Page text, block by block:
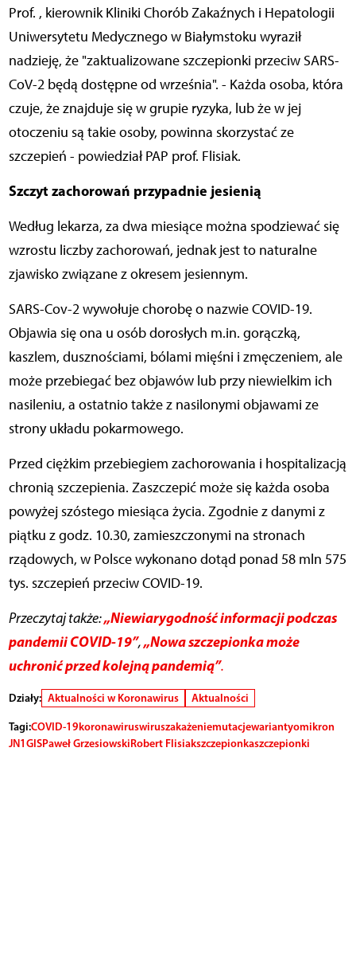
Prof. , kierownik Kliniki Chorób Zakaźnych i Hepatologii
Uniwersytetu Medycznego w Białymstoku wyraził
nadzieję, że "zaktualizowane szczepionki przeciw SARS-
CoV-2 będą dostępne od września". - Każda osoba, która
czuje, że znajduje się w grupie ryzyka, lub że w jej
otoczeniu są takie osoby, powinna skorzystać ze
szczepień - powiedział PAP prof. Flisiak.
Szczyt zachorowań przypadnie jesienią
Według lekarza, za dwa miesiące można spodziewać się
wzrostu liczby zachorowań, jednak jest to naturalne
zjawisko związane z okresem jesiennym.
SARS-Cov-2 wywołuje chorobę o nazwie COVID-19.
Objawia się ona u osób dorosłych m.in. gorączką,
kaszlem, dusznościami, bólami mięśni i zmęczeniem, ale
może przebiegać bez objawów lub przy niewielkim ich
nasileniu, a ostatnio także z nasilonymi objawami ze
strony układu pokarmowego.
Przed ciężkim przebiegiem zachorowania i hospitalizacją
chronią szczepienia. Zaszczepić może się każda osoba
powyżej szóstego miesiąca życia. Zgodnie z danymi z
piątku z godz. 10.30, zamieszczonymi na stronach
rządowych, w Polsce wykonano dotąd ponad 58 mln 575
tys. szczepień przeciw COVID-19.
Przeczytaj także:„Niewiarygodność informacji podczas
pandemii COVID-19”,„Nowa szczepionka może
uchronić przed kolejną pandemią”.
Działy: Aktualności w Koronawirus
Aktualności
Tagi:COVID-19koronawiruswiruszakażeniemutacjewariantyomikron
JN1GISPaweł GrzesiowskiRobert Flisiakszczepionkaszczepionki